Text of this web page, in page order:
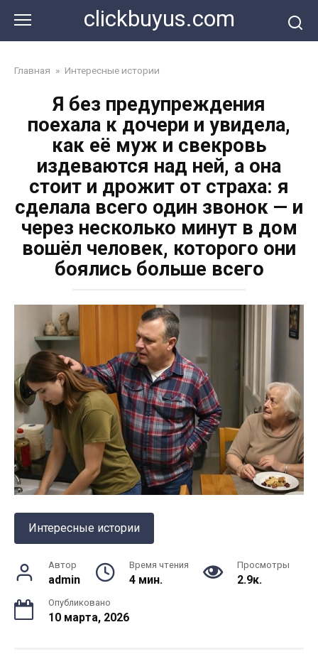
контенту
clickbuyus.com
Главная » Интересные истории
Я без предупреждения
поехала к дочери и увидела,
как её муж и свекровь
издеваются над ней, а она
стоит и дрожит от страха: я
сделала всего один звонок — и
через несколько минут в дом
вошёл человек, которого они
боялись больше всего
Интересные истории
Автор
admin
Время чтения
4 мин.
Просмотры
2.9к.
Опубликовано
10 марта, 2026